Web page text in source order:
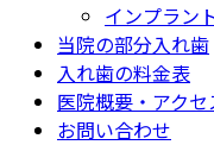
インプラン
当院の部分入れ歯
入れ歯の料金表
医院概要・アクセ
お問い合わせ